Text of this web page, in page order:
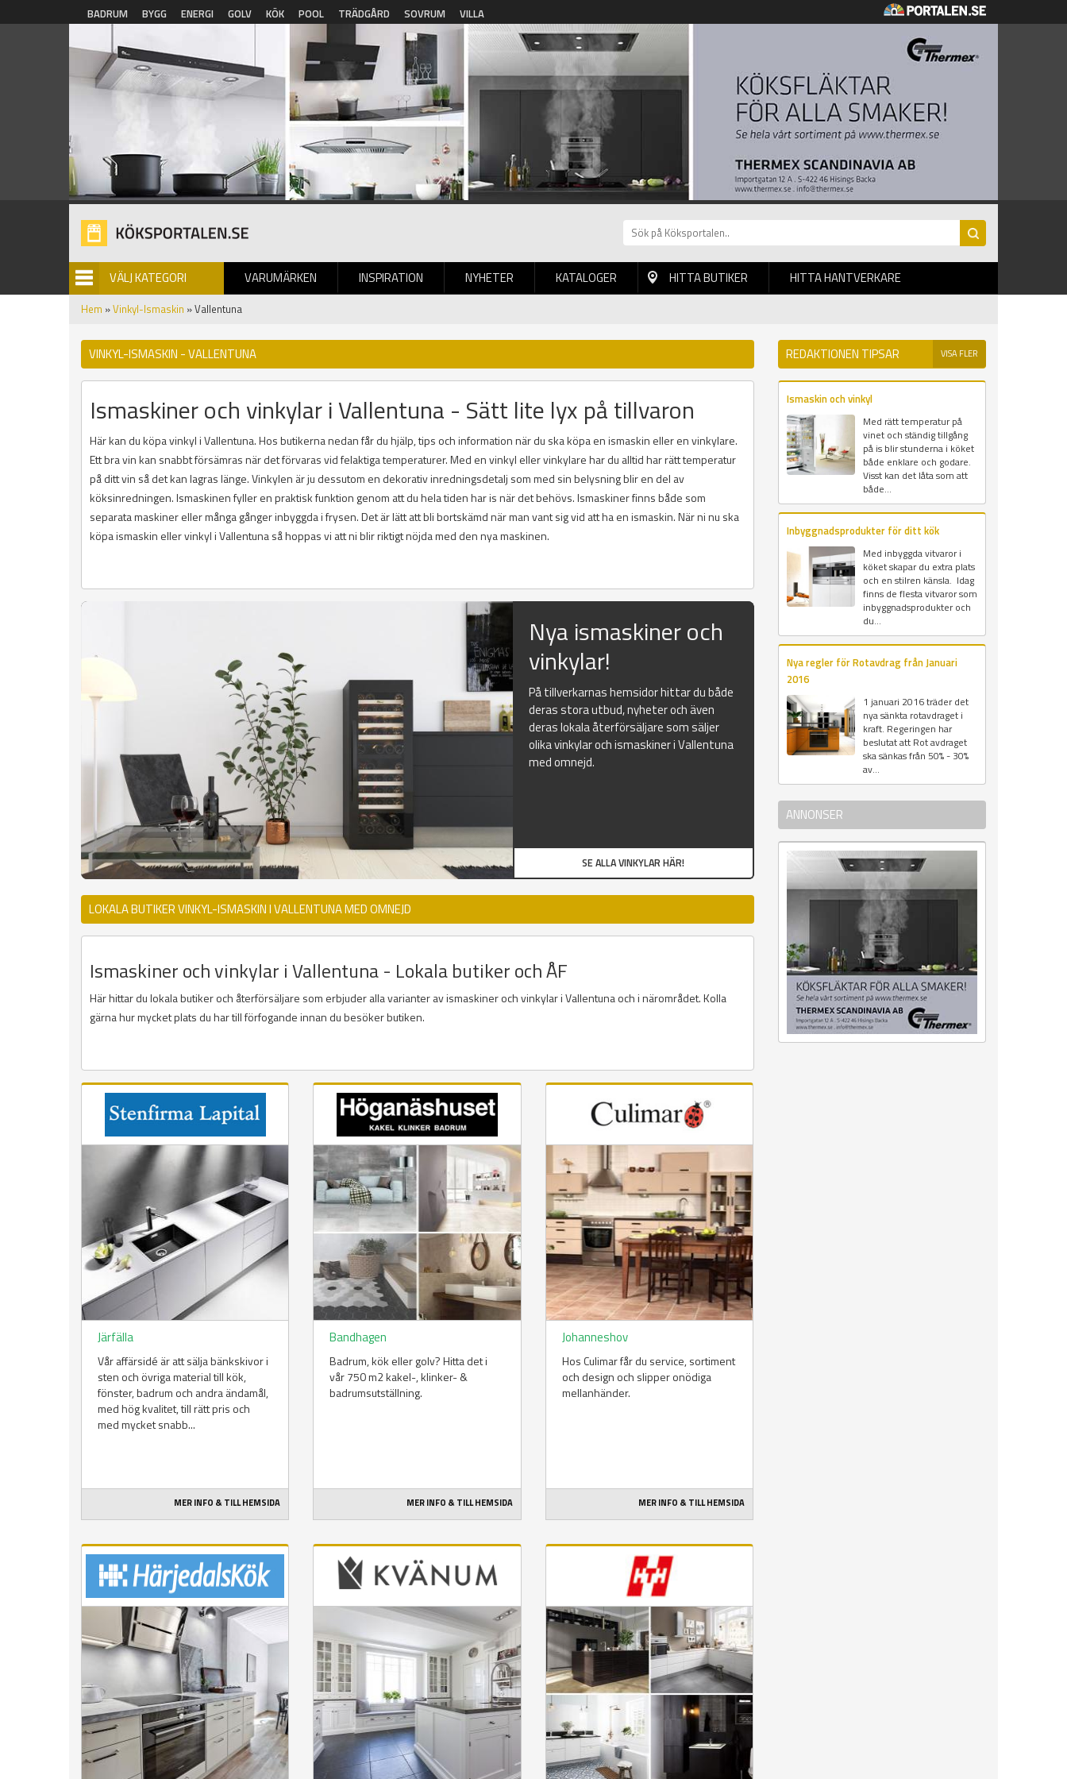
Hoppa till huvudinnehåll
BADRUM BYGG ENERGI GOLV KÖK POOL TRÄDGÅRD SOVRUM VILLA
VÄLJ KATEGORI VARUMÄRKEN INSPIRATION NYHETER
BILDGALLERI KATALOGER HITTA BUTIKER HITTA HANTVERKARE
Hem »Vinkyl-Ismaskin » Vallentuna
VINKYL-ISMASKIN - VALLENTUNA
Ismaskiner och vinkylar i Vallentuna - Sätt lite lyx på tillvaron
Här kan du köpa vinkyl i Vallentuna. Hos butikerna nedan får du hjälp, tips och information när du ska köpa en ismaskin eller en vinkylare.
Ett bra vin kan snabbt försämras när det förvaras vid felaktiga temperaturer. Med en vinkyl eller vinkylare har du alltid har rätt temperatur
på ditt vin så det kan lagras länge. Vinkylen är ju dessutom en dekorativ inredningsdetalj som med sin belysning blir en del av
köksinredningen. Ismaskinen fyller en praktisk funktion genom att du hela tiden har is när det behövs. Ismaskiner finns både som
separata maskiner eller många gånger inbyggda i frysen. Det är lätt att bli bortskämd när man vant sig vid att ha en ismaskin. När ni nu ska
köpa ismaskin eller vinkyl i Vallentuna så hoppas vi att ni blir riktigt nöjda med den nya maskinen.
Nya ismaskiner och
vinkylar!
På tillverkarnas hemsidor hittar du både
deras stora utbud, nyheter och även
deras lokala återförsäljare som säljer
olika vinkylar och ismaskiner i Vallentuna
med omnejd.
SE ALLA VINKYLAR HÄR!
LOKALA BUTIKER VINKYL-ISMASKIN I VALLENTUNA MED OMNEJD
Ismaskiner och vinkylar i Vallentuna - Lokala butiker och ÅF
Här hittar du lokala butiker och återförsäljare som erbjuder alla varianter av ismaskiner och vinkylar i Vallentuna och i närområdet. Kolla
gärna hur mycket plats du har till förfogande innan du besöker butiken.
Järfälla
Vår affärsidé är att sälja bänkskivor i
sten och övriga material till kök,
fönster, badrum och andra ändamål,
med hög kvalitet, till rätt pris och
med mycket snabb...
MER INFO & TILL HEMSIDA
Bandhagen
Badrum, kök eller golv? Hitta det i
vår 750 m2 kakel-, klinker- &
badrumsutställning.
MER INFO & TILL HEMSIDA
Johanneshov
Hos Culimar får du service, sortiment
och design och slipper onödiga
mellanhänder.
MER INFO & TILL HEMSIDA
REDAKTIONEN TIPSAR VISA FLER
Ismaskin och vinkyl
Med rätt temperatur på
vinet och ständig tillgång
på is blir stunderna i köket
både enklare och godare.
Visst kan det låta som att
både...
Inbyggnadsprodukter för ditt kök
Med inbyggda vitvaror i
köket skapar du extra plats
och en stilren känsla. Idag
finns de flesta vitvaror som
inbyggnadsprodukter och
du...
Nya regler för Rotavdrag från Januari
2016
1 januari 2016 träder det
nya sänkta rotavdraget i
kraft. Regeringen har
beslutat att Rot avdraget
ska sänkas från 50% - 30%
av...
ANNONSER